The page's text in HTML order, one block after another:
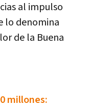
al impulso
lo denomina
de la Buena
millones: